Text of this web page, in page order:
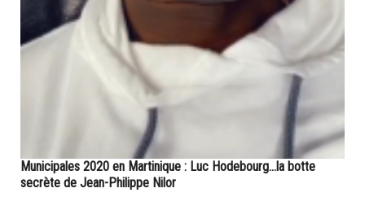
Municipales 2020 en Martinique : Luc Hodebourg...la botte
secrète de Jean-Philippe Nilor